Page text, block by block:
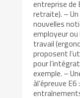
entreprise de
retraite). –
nouvelles
employeur ou
travail
proposent
pour
exemple. –
àl’épreuve